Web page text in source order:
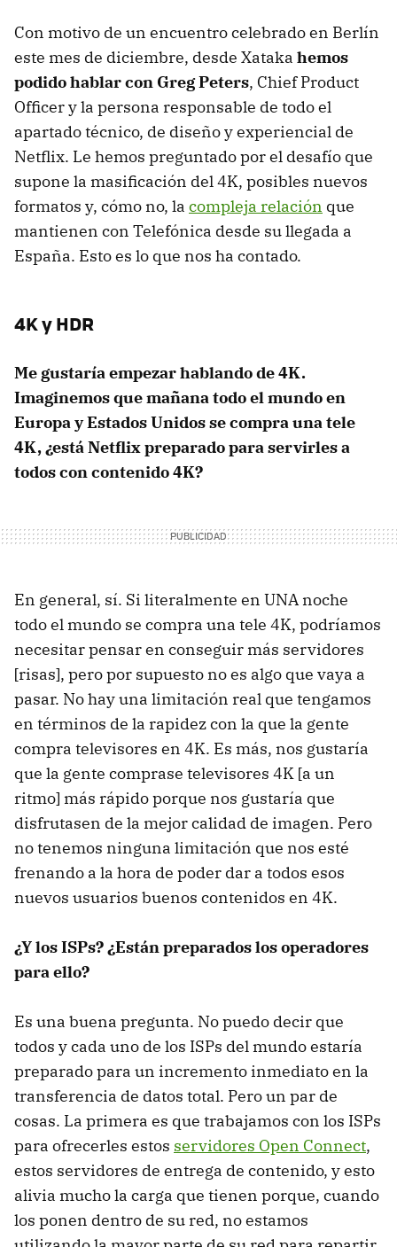
Con motivo de un encuentro celebrado en Berlín
este mes de diciembre, desde Xataka hemos
podido hablar con Greg Peters, Chief Product
Officer y la persona responsable de todo el
apartado técnico, de diseño y experiencial de
Netflix. Le hemos preguntado por el desafío que
supone la masificación del 4K, posibles nuevos
formatos y, cómo no, la compleja relación que
mantienen con Telefónica desde su llegada a
España. Esto es lo que nos ha contado.
4K y HDR
Me gustaría empezar hablando de 4K.
Imaginemos que mañana todo el mundo en
Europa y Estados Unidos se compra una tele
4K, ¿está Netflix preparado para servirles a
todos con contenido 4K?
En general, sí. Si literalmente en UNA noche
todo el mundo se compra una tele 4K, podríamos
necesitar pensar en conseguir más servidores
[risas], pero por supuesto no es algo que vaya a
pasar. No hay una limitación real que tengamos
en términos de la rapidez con la que la gente
compra televisores en 4K. Es más, nos gustaría
que la gente comprase televisores 4K [a un
ritmo] más rápido porque nos gustaría que
disfrutasen de la mejor calidad de imagen. Pero
no tenemos ninguna limitación que nos esté
frenando a la hora de poder dar a todos esos
nuevos usuarios buenos contenidos en 4K.
¿Y los ISPs? ¿Están preparados los operadores
para ello?
Es una buena pregunta. No puedo decir que
todos y cada uno de los ISPs del mundo estaría
preparado para un incremento inmediato en la
transferencia de datos total. Pero un par de
cosas. La primera es que trabajamos con los ISPs
para ofrecerles estos servidores Open Connect,
estos servidores de entrega de contenido, y esto
alivia mucho la carga que tienen porque, cuando
los ponen dentro de su red, no estamos